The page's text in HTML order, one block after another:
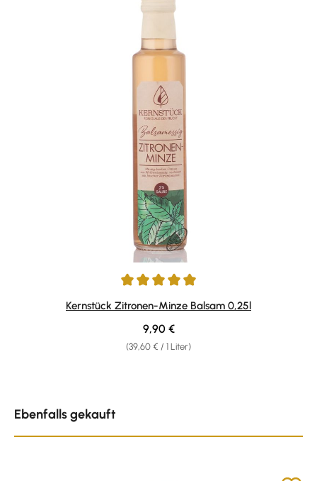
Durchschnittliche Bewertung von 4.9 von 5 Sternen
Kernstück Zitronen-Minze Balsam 0,25l
(39,60 € / 1 Liter)
Regulärer Preis:
9,90 €
Ebenfalls gekauft